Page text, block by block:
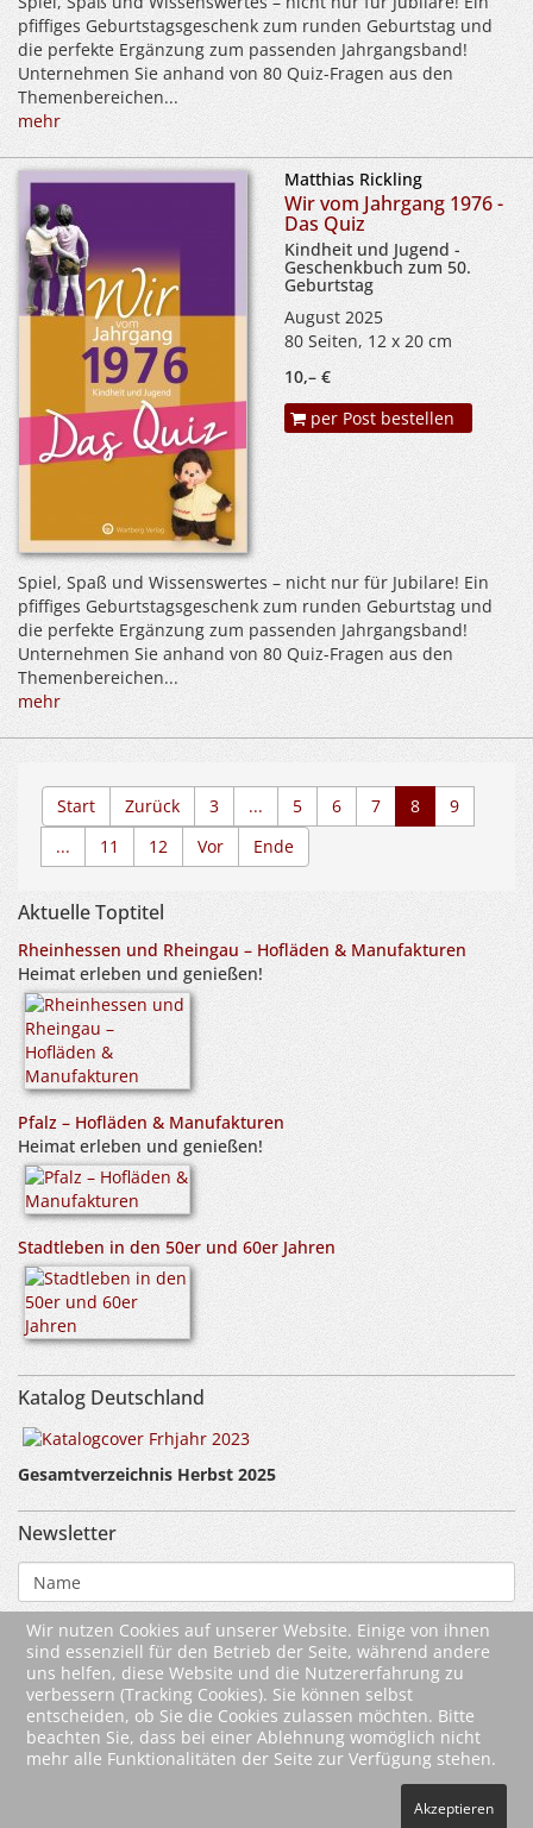
pfiffiges Geburtstagsgeschenk zum runden Geburtstag und
die perfekte Ergänzung zum passenden Jahrgangsband!
Unternehmen Sie anhand von 80 Quiz-Fragen aus den
Themenbereichen...
mehr
Matthias Rickling
Wir vom Jahrgang 1976 -
Das Quiz
Kindheit und Jugend -
Geschenkbuch zum 50.
Geburtstag
August 2025
80 Seiten, 12 x 20 cm
10,– €
per Post bestellen
Spiel, Spaß und Wissenswertes – nicht nur für Jubilare! Ein
pfiffiges Geburtstagsgeschenk zum runden Geburtstag und
die perfekte Ergänzung zum passenden Jahrgangsband!
Unternehmen Sie anhand von 80 Quiz-Fragen aus den
Themenbereichen...
mehr
Start Zurück 3 ... 5 6 7 8
9
...
11 12 Vor Ende
Aktuelle Toptitel
Rheinhessen und Rheingau – Hofläden & Manufakturen
Heimat erleben und genießen!
Pfalz – Hofläden & Manufakturen
Heimat erleben und genießen!
Stadtleben in den 50er und 60er Jahren
Katalog Deutschland
Gesamtverzeichnis Herbst 2025
Newsletter
Wir nutzen Cookies auf unserer Website. Einige von ihnen
sind essenziell für den Betrieb der Seite, während andere
uns helfen, diese Website und die Nutzererfahrung zu
verbessern (Tracking Cookies). Sie können selbst
entscheiden, ob Sie die Cookies zulassen möchten. Bitte
beachten Sie, dass bei einer Ablehnung womöglich nicht
mehr alle Funktionalitäten der Seite zur Verfügung stehen.
Akzeptieren